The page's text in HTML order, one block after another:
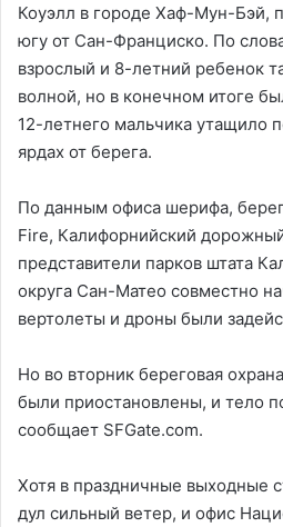
Коуэлл в городе Хаф-Мун-Бэй,
югу от Сан-Франциско. По
взрослый и 8-летний ребенок
волной, но в конечном итоге
12-летнего мальчика утащило
ярдах от берега.
По данным офиса шерифа,
Fire, Калифорнийский
представители парков штата
округа Сан-Матео совместно
вертолеты и дроны были
Но во вторник береговая
были приостановлены, и тело
сообщает SFGate.com.
Хотя в праздничные выходные
дул сильный ветер, и офис